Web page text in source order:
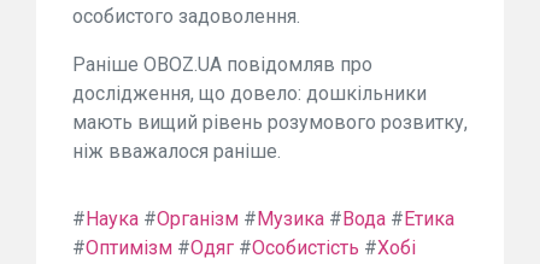
особистого задоволення.
Раніше OBOZ.UA повідомляв про
дослідження, що довело: дошкільники
мають вищий рівень розумового розвитку,
ніж вважалося раніше.
#Наука #Організм #Музика #Вода #Етика
#Оптимізм #Одяг #Особистість #Хобі